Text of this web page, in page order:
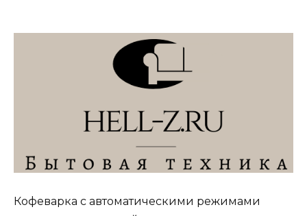
Кофеварка с автоматическими режимами